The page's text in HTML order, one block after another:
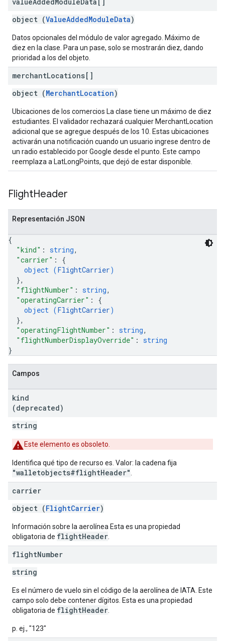
object (ValueAddedModuleData)
Datos opcionales del módulo de valor agregado. Máximo de
diez en la clase. Para un pase, solo se mostrarán diez, dando
prioridad a los del objeto.
merchantLocations[]
object (MerchantLocation)
Ubicaciones de los comercios La clase tiene un máximo de diez
estudiantes. El validador rechazará cualquier MerchantLocation
adicional que se agregue después de los 10. Estas ubicaciones
activarán una notificación cuando un usuario ingrese dentro de
un radio establecido por Google desde el punto. Este campo
reemplaza a LatLongPoints, que dejó de estar disponible.
FlightHeader
Representación JSON
{
"kind" : string,
"carrier" : {
object (FlightCarrier)
},
"flightNumber" : string,
"operatingCarrier" : {
object (FlightCarrier)
},
"operatingFlightNumber" : string,
"flightNumberDisplayOverride" : string
}
Campos
kind
(deprecated)
string
Este elemento es obsoleto.
Identifica qué tipo de recurso es. Valor: la cadena fija
"walletobjects#flightHeader"
carrier
object (FlightCarrier)
Información sobre la aerolínea Esta es una propiedad
obligatoria de flightHeader
flightNumber
string
Es el número de vuelo sin el código de la aerolínea de IATA. Este
campo solo debe contener dígitos. Esta es una propiedad
obligatoria de flightHeader
p. ej., "123"